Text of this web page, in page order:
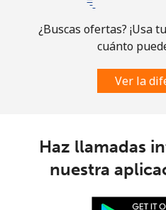
¿Buscas ofertas? ¡Usa
cuánto
Ver la
Haz llamadas
nuestra